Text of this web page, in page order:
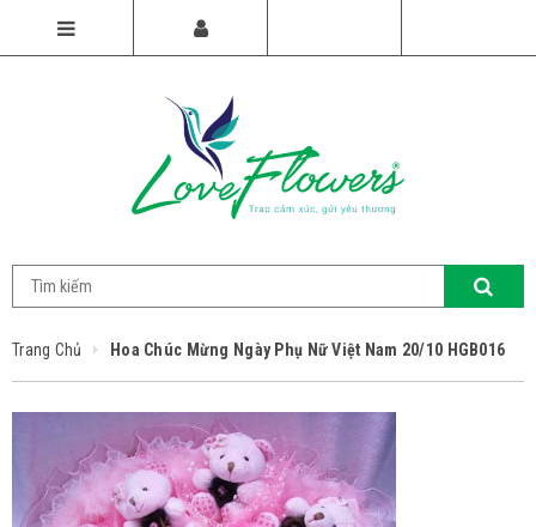
Trang Chủ Hoa Chúc Mừng Ngày Phụ Nữ Việt Nam 20/10 HGB016